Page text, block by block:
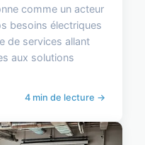
comme un acteur
besoins électriques
de services allant
aux solutions
4 min de lecture →